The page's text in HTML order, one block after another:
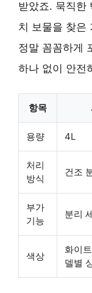
받았죠. 묵직한
치 보물을 찾은
정말 꼼꼼하게
하나 없이 안전
항목
용량 4L
처리
방식
건조
부가
기능
분리
색상
화이
델별